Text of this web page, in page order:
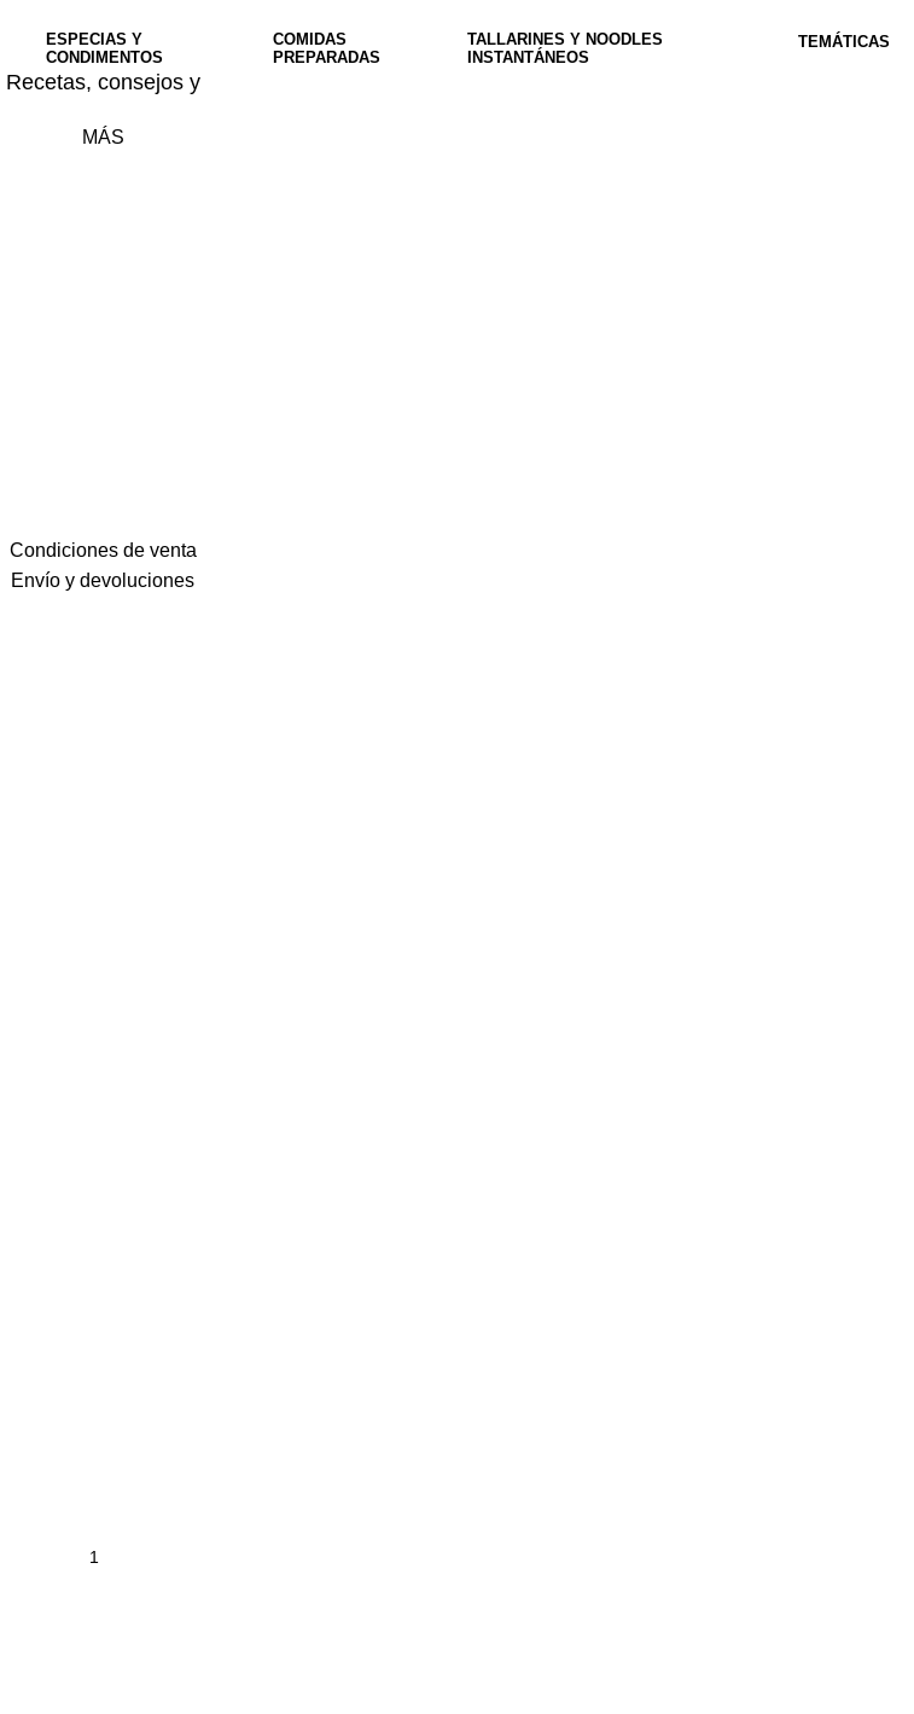
ESPECIAS Y
CONDIMENTOS
COMIDAS
PREPARADAS
TALLARINES Y NOODLES
INSTANTÁNEOS
TEMÁTICAS
Recetas, consejos y
MÁS
Condiciones de venta
Envío y devoluciones